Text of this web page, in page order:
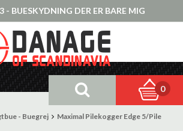
- BUESKYDNING DER ER BARE MIG
0
- Buegrej Maximal Pilekogger Edge 5/Pile